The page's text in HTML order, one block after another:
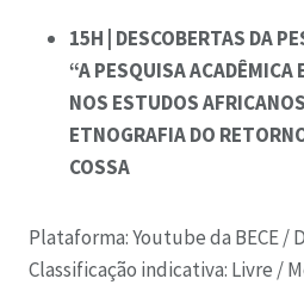
15H | DESCOBERTAS DA
“A PESQUISA ACADÊMICA
NOS ESTUDOS
ETNOGRAFIA DO
COSSA
Plataforma: Youtube da BECE /
Classificação indicativa: Livre /